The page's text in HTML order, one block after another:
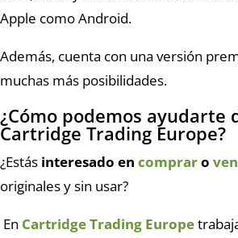
Apple como Android.
Además, cuenta con una versión
muchas más posibilidades.
¿Cómo podemos ayudarte
Cartridge Trading Europe?
¿Estás interesado en compraro
originales y sin usar?
En Cartridge Trading Europe